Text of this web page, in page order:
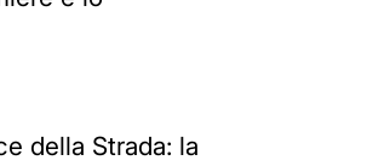
della Strada: la